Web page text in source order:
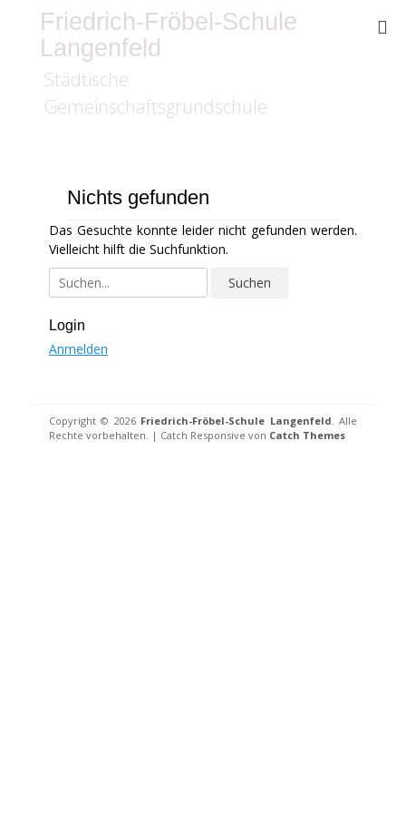
Friedrich-Fröbel-Schule
Langenfeld
Städtische
Gemeinschaftsgrundschule
Nichts gefunden
Das Gesuchte konnte leider nicht gefunden werden.
Vielleicht hilft die Suchfunktion.
Suchen
nach:
Login
Anmelden
Copyright © 2026 Friedrich-Fröbel-Schule Langenfeld. Alle
Rechte vorbehalten. | Catch Responsive von Catch Themes